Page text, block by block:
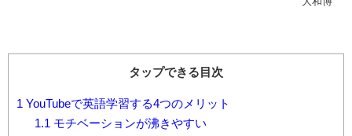
タップできる目次
1 YouTubeで英語学習する4つのメリット
1.1 モチベーションが沸きやすい